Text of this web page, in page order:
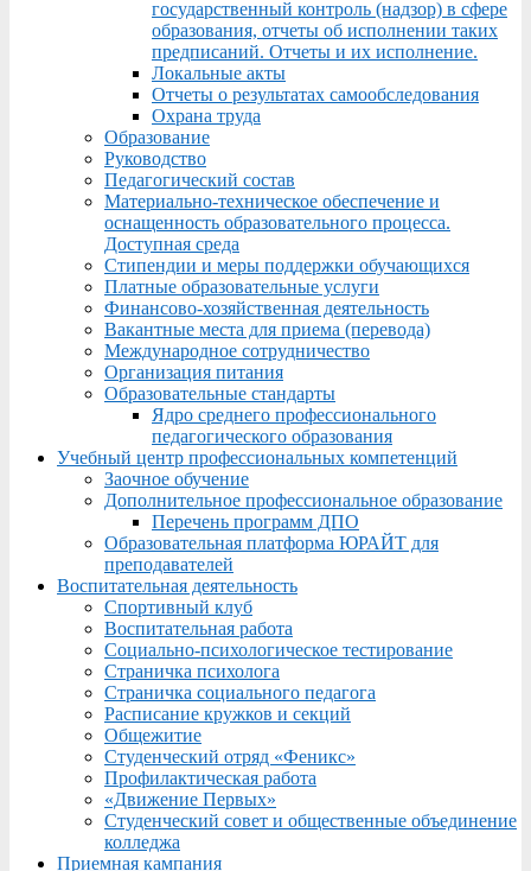
государственный контроль (надзор) в сфере
образования, отчеты об исполнении таких
предписаний. Отчеты и их исполнение.
Локальные акты
Отчеты о результатах самообследования
Охрана труда
Образование
Руководство
Педагогический состав
Материально-техническое обеспечение и
оснащенность образовательного процесса.
Доступная среда
Стипендии и меры поддержки обучающихся
Платные образовательные услуги
Финансово-хозяйственная деятельность
Вакантные места для приема (перевода)
Международное сотрудничество
Организация питания
Образовательные стандарты
Ядро среднего профессионального
педагогического образования
Учебный центр профессиональных компетенций
Заочное обучение
Дополнительное профессиональное образование
Перечень программ ДПО
Образовательная платформа ЮРАЙТ для
преподавателей
Воспитательная деятельность
Спортивный клуб
Воспитательная работа
Социально-психологическое тестирование
Страничка психолога
Страничка социального педагога
Расписание кружков и секций
Общежитие
Студенческий отряд «Феникс»
Профилактическая работа
«Движение Первых»
Студенческий совет и общественные объединение
колледжа
Приемная кампания